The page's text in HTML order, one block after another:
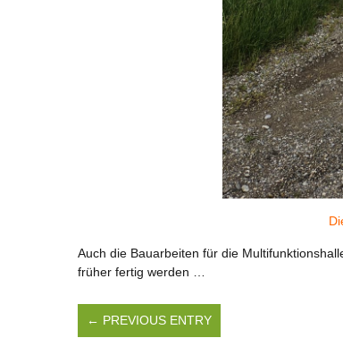
Auch die Bauarbeiten für die
früher fertig werden …
← PREVIOUS ENTRY